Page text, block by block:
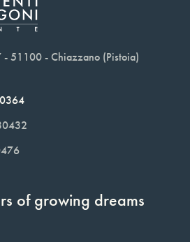
51100 - Chiazzano (Pistoia)
of growing dreams